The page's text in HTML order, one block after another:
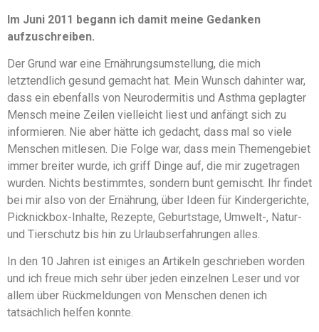
Im Juni 2011 begann ich damit meine Gedanken
aufzuschreiben.
Der Grund war eine Ernährungsumstellung, die mich
letztendlich gesund gemacht hat. Mein Wunsch dahinter war,
dass ein ebenfalls von Neurodermitis und Asthma geplagter
Mensch meine Zeilen vielleicht liest und anfängt sich zu
informieren. Nie aber hätte ich gedacht, dass mal so viele
Menschen mitlesen. Die Folge war, dass mein Themengebiet
immer breiter wurde, ich griff Dinge auf, die mir zugetragen
wurden. Nichts bestimmtes, sondern bunt gemischt. Ihr findet
bei mir also von der Ernährung, über Ideen für Kindergerichte,
Picknickbox-Inhalte, Rezepte, Geburtstage, Umwelt-, Natur-
und Tierschutz bis hin zu Urlaubserfahrungen alles.
In den 10 Jahren ist einiges an Artikeln geschrieben worden
und ich freue mich sehr über jeden einzelnen Leser und vor
allem über Rückmeldungen von Menschen denen ich
tatsächlich helfen konnte.